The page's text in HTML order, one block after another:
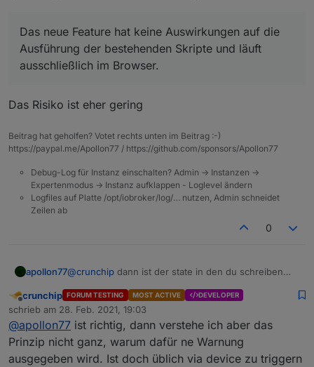
Wurde am Adapte neben den Rules noch viel
verändert?
Habe nur ein Produktivsystem. Würde mir die Rules
Bereichen keine Fehler auftreten.
Das neue Feature hat keine Auswirkungen auf die
Ausführung der bestehenden Skripte und läuft
ausschließlich im Browser.
Das Risiko ist eher gering
Beitrag hat geholfen? Votet rechts unten im Beitrag :-)
https://paypal.me/Apollon77 / https://github.com/sponsors/Apollon77
Debug-Log für Instanz einschalten? Admin -> Instanzen ->
Expertenmodus -> Instanz aufklappen - Loglevel ändern
Logfiles auf Platte /opt/iobroker/log/… nutzen, Admin schneidet
Zeilen ab
0
apollon77@crunchip dann ist der state in den du schreiben
ja darfst du den nicht beschreiben an sich. Daher die
Warnung. Also ggf Bug beim Adapter öffnen der den
state anbietet.
Offline
crunchip FORUM TESTING MOST ACTIVE DEVELOPER
schrieb am 28. Feb. 2021, 19:03
zuletzt editiert von
@apollon77 ist richtig, dann verstehe ich aber das
Prinzip nicht ganz, warum dafür ne Warnung
ausgegeben wird. Ist doch üblich via device zu triggern